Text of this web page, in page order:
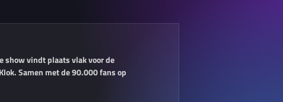
show vindt plaats vlak voor de
Samen met de 90.000 fans op